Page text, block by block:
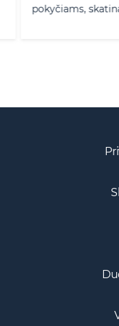
pokyčiams,